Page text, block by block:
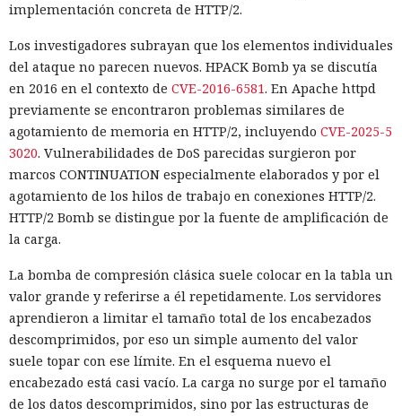
implementación concreta de HTTP/2.
Los investigadores subrayan que los elementos individuales
del ataque no parecen nuevos. HPACK Bomb ya se discutía
en 2016 en el contexto de CVE-2016-6581. En Apache httpd
previamente se encontraron problemas similares de
agotamiento de memoria en HTTP/2, incluyendo CVE-2025-5
3020. Vulnerabilidades de DoS parecidas surgieron por
marcos CONTINUATION especialmente elaborados y por el
agotamiento de los hilos de trabajo en conexiones HTTP/2.
HTTP/2 Bomb se distingue por la fuente de amplificación de
la carga.
La bomba de compresión clásica suele colocar en la tabla un
valor grande y referirse a él repetidamente. Los servidores
aprendieron a limitar el tamaño total de los encabezados
descomprimidos, por eso un simple aumento del valor
suele topar con ese límite. En el esquema nuevo el
encabezado está casi vacío. La carga no surge por el tamaño
de los datos descomprimidos, sino por las estructuras de